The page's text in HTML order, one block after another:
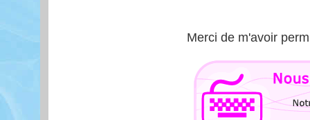
Merci de m'avoir